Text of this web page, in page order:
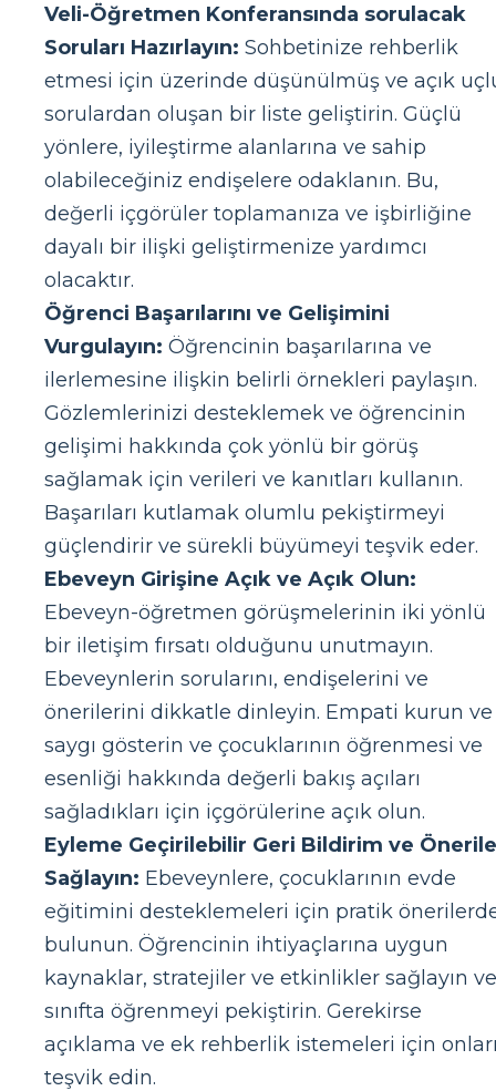
Veli-Öğretmen Konferansında sorulacak
Soruları Hazırlayın: Sohbetinize rehberlik
etmesi için üzerinde düşünülmüş ve açık
sorulardan oluşan bir liste geliştirin. Güçlü
yönlere, iyileştirme alanlarına ve sahip
olabileceğiniz endişelere odaklanın. Bu,
değerli içgörüler toplamanıza ve işbirliğine
dayalı bir ilişki geliştirmenize yardımcı
olacaktır.
Öğrenci Başarılarını ve Gelişimini
Vurgulayın: Öğrencinin başarılarına ve
ilerlemesine ilişkin belirli örnekleri paylaşın.
Gözlemlerinizi desteklemek ve öğrencinin
gelişimi hakkında çok yönlü bir görüş
sağlamak için verileri ve kanıtları kullanın.
Başarıları kutlamak olumlu pekiştirmeyi
güçlendirir ve sürekli büyümeyi teşvik eder.
Ebeveyn Girişine Açık ve Açık Olun:
Ebeveyn-öğretmen görüşmelerinin iki yönlü
bir iletişim fırsatı olduğunu unutmayın.
Ebeveynlerin sorularını, endişelerini ve
önerilerini dikkatle dinleyin. Empati kurun ve
saygı gösterin ve çocuklarının öğrenmesi ve
esenliği hakkında değerli bakış açıları
sağladıkları için içgörülerine açık olun.
Eyleme Geçirilebilir Geri Bildirim ve
Sağlayın: Ebeveynlere, çocuklarının evde
eğitimini desteklemeleri için pratik
bulunun. Öğrencinin ihtiyaçlarına uygun
kaynaklar, stratejiler ve etkinlikler sağlayın ve
sınıfta öğrenmeyi pekiştirin. Gerekirse
açıklama ve ek rehberlik istemeleri için
teşvik edin.